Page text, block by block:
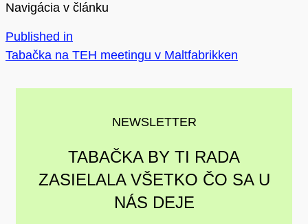
Navigácia v článku
Published in
Tabačka na TEH meetingu v Maltfabrikken
NEWSLETTER
TABAČKA BY TI RADA
ZASIELALA VŠETKO ČO SA U
NÁS DEJE